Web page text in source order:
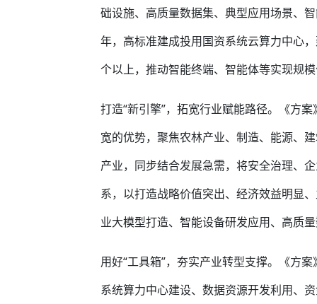
础设施、高质量数据集、典型应用场景、
年，高标准建成投用国资系统云算力中心
个以上，推动智能终端、智能体等实现规
打造“新引擎”，拓宽行业赋能路径。《方
宽的优势，聚焦农林产业、制造、能源、
产业，同步结合发展急需，将安全治理、
系，以打造战略价值突出、经济效益明显
业大模型打造、智能设备研发应用、高质
用好“工具箱”，夯实产业转型支撑。《方
系统算力中心建设、数据资源开发利用、